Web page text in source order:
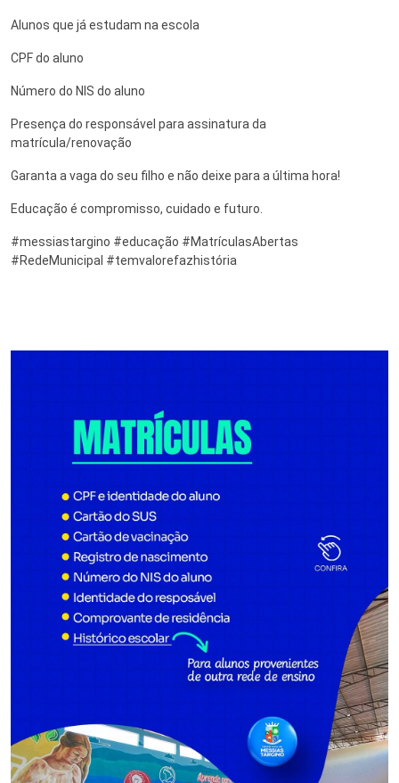
Alunos que já estudam na escola
CPF do aluno
Número do NIS do aluno
Presença do responsável para assinatura da
matrícula/renovação
Garanta a vaga do seu filho e não deixe para a última hora!
Educação é compromisso, cuidado e futuro.
#messiastargino #educação #MatrículasAbertas
#RedeMunicipal #temvalorefazhistória